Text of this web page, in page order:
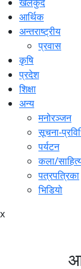
आर्थिक
अन्तराष्ट्रीय
प्रवास
कृषि
प्रदेश
शिक्षा
अन्य
मनोरञ्जन
सूचना-
पर्यटन
कला/
पत्रपत्रिका
भिडियो
x